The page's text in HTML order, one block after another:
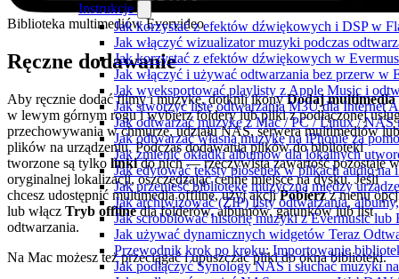
Instrukcje
Jak korzystać z efektów dźwiękowych i DSP w
Jak włączyć wizualizator muzyki podczas
Jak korzystać z efektów dźwiękowych w
Jak włączyć i używać odtwarzania bez przerw w
Jak wyeksportować playlisty z Apple Music i
Jak stworzyć listę odtwarzania M3U dla Internet
Jak odtwarzać muzykę z Mac / PC / Linux /
Jak odtwarzać własną muzykę na iPhonie za
Jak zmienić okładki albumów dla lokalnych
Jak edytować teksty piosenek w plikach audio
Jak przenieść bibliotekę muzyczną między
Jak archiwizować (ZIP) listy odtwarzania,
Jak scrobblować historię muzyki z Evermusic lub
Jak używać dynamicznych widgetów Teraz
Przewodnik krok po kroku: Importowanie
Jak podłączyć Synology NAS i słuchać muzyki
Biblioteka multimediów Evervideo
Ręczne dodawanie
Aby ręcznie dodać filmy i muzykę, dotknij ikonyDodaj multimedia
w lewym górnym rogu i wybierz foldery lub pliki z podłączonej
przechowywania w chmurze, udziału NAS, serwera multimediów lub
plików na urządzeniu. Podczas dodawania plików do biblioteki
tworzone są tylko linkido nich — rzeczywista zawartość pozostaje w
oryginalnej lokalizacji, oszczędzając cenne miejsce na dysku. Jeśli
chcesz udostępnić multimedia offline, użyj akcjiPobierzz menu
lub włącz Tryb offlinedla folderów, albumów, gatunków lub list
odtwarzania.
Na Mac możesz też przeciągać i upuszczać pliki do okna biblioteki.